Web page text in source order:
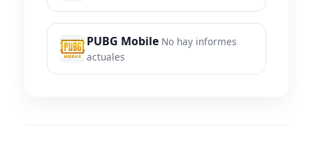
PUBG Mobile No hay informes
actuales